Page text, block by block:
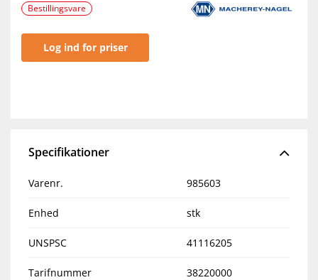
Bestillingsvare
Log ind for priser
Specifikationer
Varenr. 985603
Enhed stk
UNSPSC 41116205
Tarifnummer 38220000